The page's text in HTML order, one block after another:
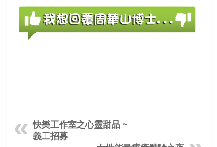
快樂工作室之心靈甜品 ~
義工招募